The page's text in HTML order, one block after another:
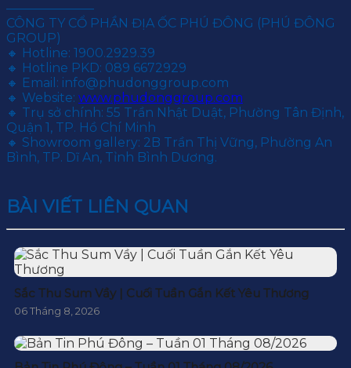
———————
CÔNG TY CỔ PHẦN ĐỊA ỐC PHÚ ĐÔNG (PHÚ ĐÔNG
GROUP)
🔸 Hotline: 1900.2929.39
🔸 Hotline PKD: 089 6672929
🔸 Email: info@phudonggroup.com
🔸 Website: www.phudonggroup.com
🔸 Trụ sở chính: 55 Trần Nhật Duật, Phường Tân Định,
Quận 1, TP. Hồ Chí Minh
🔸 Showroom gallery: 2B Trần Thị Vững, Phường An
Bình, TP. Dĩ An, Tỉnh Bình Dương.
BÀI VIẾT LIÊN QUAN
Sắc Thu Sum Vầy | Cuối Tuần Gắn Kết Yêu Thương
06 Tháng 8, 2026